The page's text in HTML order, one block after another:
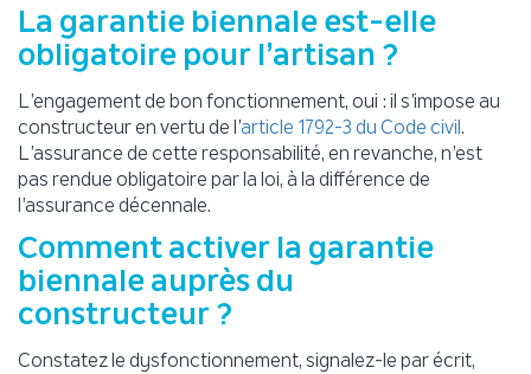
La garantie biennale est-elle
obligatoire pour l’artisan ?
L’engagement de bon fonctionnement, oui : il s’impose au
constructeur en vertu de l’article 1792-3 du Code civil .
L’assurance de cette responsabilité, en revanche, n’est
pas rendue obligatoire par la loi, à la différence de
l’assurance décennale.
Comment activer la garantie
biennale auprès du
constructeur ?
Constatez le dysfonctionnement, signalez-le par écrit,